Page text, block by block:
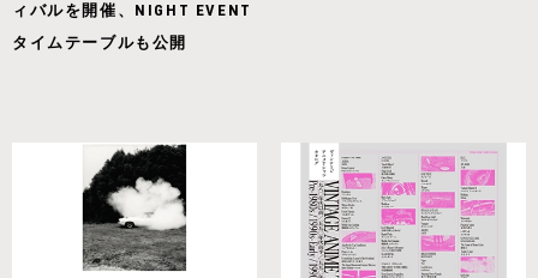
ィバルを開催、NIGHT EVENT
タイムテーブルも公開